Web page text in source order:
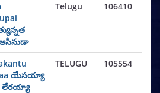
Telugu 106410
యేసయ్యా
లేరయ్యా
TELUGU 105554